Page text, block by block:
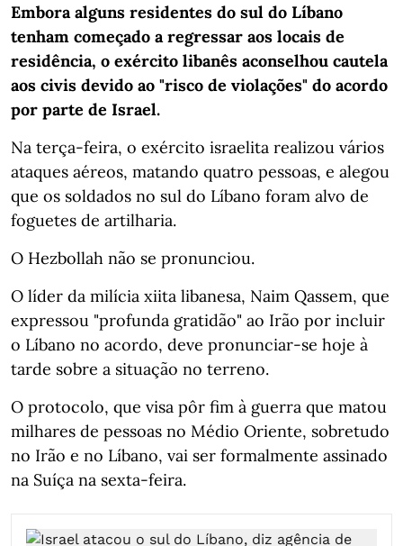
Embora alguns residentes do sul do Líbano
tenham começado a regressar aos locais de
residência, o exército libanês aconselhou cautela
aos civis devido ao "risco de violações" do acordo
por parte de Israel.
Na terça-feira, o exército israelita realizou vários
ataques aéreos, matando quatro pessoas, e alegou
que os soldados no sul do Líbano foram alvo de
foguetes de artilharia.
O Hezbollah não se pronunciou.
O líder da milícia xiita libanesa, Naim Qassem, que
expressou "profunda gratidão" ao Irão por incluir
o Líbano no acordo, deve pronunciar-se hoje à
tarde sobre a situação no terreno.
O protocolo, que visa pôr fim à guerra que matou
milhares de pessoas no Médio Oriente, sobretudo
no Irão e no Líbano, vai ser formalmente assinado
na Suíça na sexta-feira.